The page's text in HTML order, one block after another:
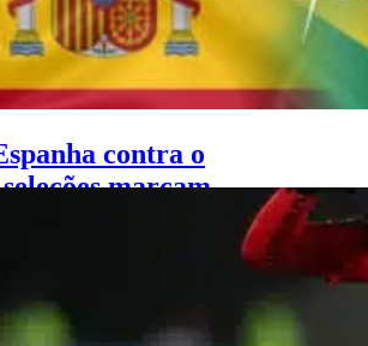
contra o
marcam